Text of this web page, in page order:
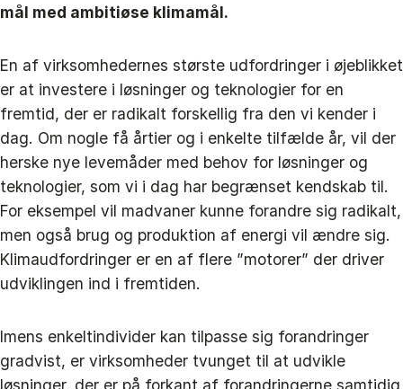
mål med ambitiøse klimamål.
En af virksomhedernes største udfordringer i øjeblikket
er at investere i løsninger og teknologier for en
fremtid, der er radikalt forskellig fra den vi kender i
dag. Om nogle få årtier og i enkelte tilfælde år, vil der
herske nye levemåder med behov for løsninger og
teknologier, som vi i dag har begrænset kendskab til.
For eksempel vil madvaner kunne forandre sig radikalt,
men også brug og produktion af energi vil ændre sig.
Klimaudfordringer er en af flere ”motorer” der driver
udviklingen ind i fremtiden.
Imens enkeltindivider kan tilpasse sig forandringer
gradvist, er virksomheder tvunget til at udvikle
løsninger, der er på forkant af forandringerne samtidig